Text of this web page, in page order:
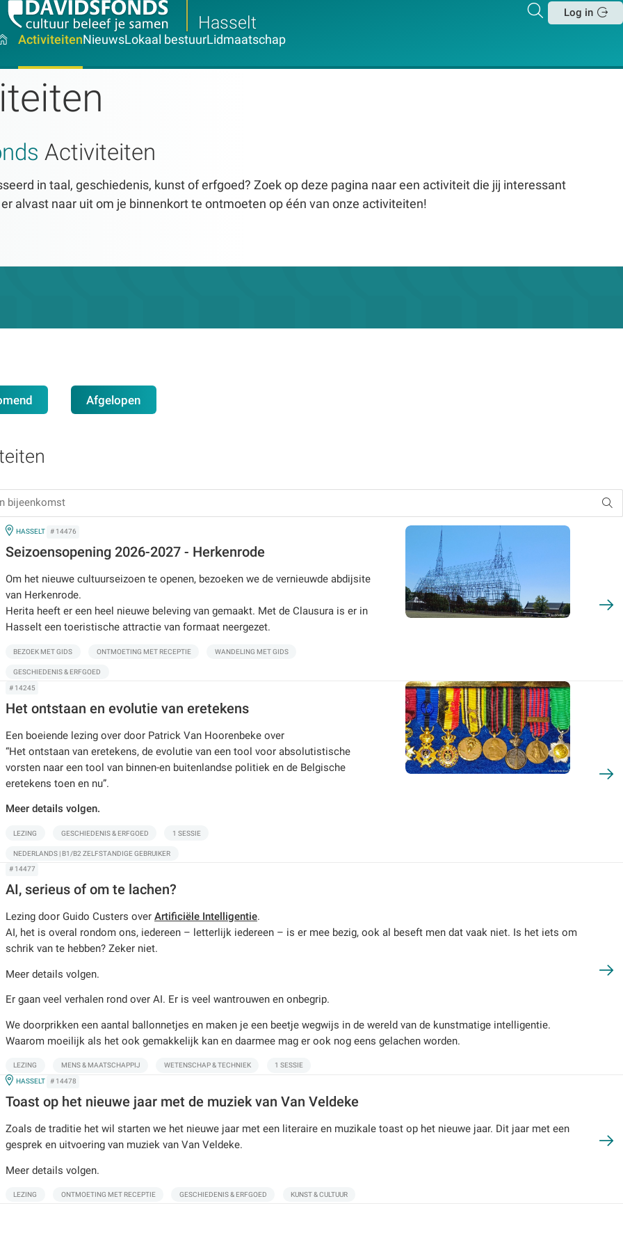
Hasselt
Zoeken
Log in
ActiviteitenNieuwsLokaal bestuurLidmaatschap
Activiteiten
in taal, geschiedenis, kunst of erfgoed? Zoek op deze pagina naar een activiteit die jij interessant
alvast naar uit om je binnenkort te ontmoeten op één van onze activiteiten!
Afgelopen
IN
HASSELT # 14476
Seizoensopening 2026-2027 - Herkenrode
Om het nieuwe cultuurseizoen te openen, bezoeken we de vernieuwde abdijsite
van Herkenrode.
Herita heeft er een heel nieuwe beleving van gemaakt. Met de Clausura is er in
Hasselt een toeristische attractie van formaat neergezet.
BEZOEK MET GIDS ONTMOETING MET RECEPTIE WANDELING MET GIDS
GESCHIEDENIS & ERFGOED
# 14245
Het ontstaan en evolutie van eretekens
Een boeiende lezing over door Patrick Van Hoorenbeke over
“Het ontstaan van eretekens, de evolutie van een tool voor absolutistische
vorsten naar een tool van binnen-en buitenlandse politiek en de Belgische
eretekens toen en nu”.
Meer details volgen.
LEZING GESCHIEDENIS & ERFGOED 1 SESSIE
NEDERLANDS | B1/B2 ZELFSTANDIGE GEBRUIKER
# 14477
AI, serieus of om te lachen?
Lezing door Guido Custers over Artificiële Intelligentie.
AI, het is overal rondom ons, iedereen – letterlijk iedereen – is er mee bezig, ook al beseft men dat vaak niet. Is het iets om
schrik van te hebben? Zeker niet.
Meer details volgen.
Er gaan veel verhalen rond over AI. Er is veel wantrouwen en onbegrip.
We doorprikken een aantal ballonnetjes en maken je een beetje wegwijs in de wereld van de kunstmatige intelligentie.
Waarom moeilijk als het ook gemakkelijk kan en daarmee mag er ook nog eens gelachen worden.
LEZING MENS & MAATSCHAPPIJ WETENSCHAP & TECHNIEK 1 SESSIE
IN
HASSELT # 14478
Toast op het nieuwe jaar met de muziek van Van Veldeke
Zoals de traditie het wil starten we het nieuwe jaar met een literaire en muzikale toast op het nieuwe jaar. Dit jaar met een
gesprek en uitvoering van muziek van Van Veldeke.
Meer details volgen.
LEZING ONTMOETING MET RECEPTIE GESCHIEDENIS & ERFGOED KUNST & CULTUUR